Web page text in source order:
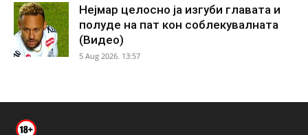
Нејмар целосно ја изгуби главата и
полуде на пат кон соблекувалната
(Видео)
5 Aug 2026. 13:57